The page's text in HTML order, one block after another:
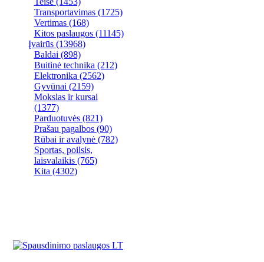
Transportavimas (1725)
Vertimas (168)
Kitos paslaugos (11145)
Įvairūs (13968)
Baldai (898)
Buitinė technika (212)
Elektronika (2562)
Gyvūnai (2159)
Mokslas ir kursai
(1377)
Parduotuvės (821)
Prašau pagalbos (90)
Rūbai ir avalynė (782)
Sportas, poilsis,
laisvalaikis (765)
Kita (4302)